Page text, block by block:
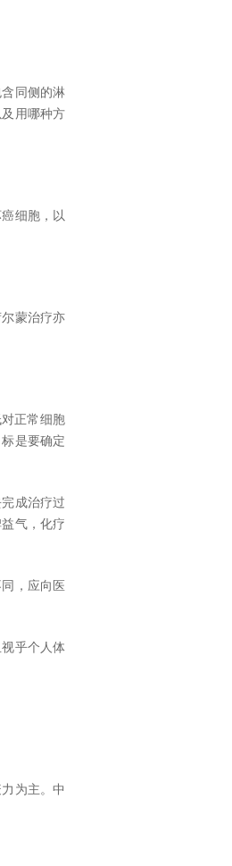
同侧的淋
用哪种方
细胞，以
蒙治疗亦
正常细胞
是要确定
成治疗过
气，化疗
，应向医
乎个人体
为主。中